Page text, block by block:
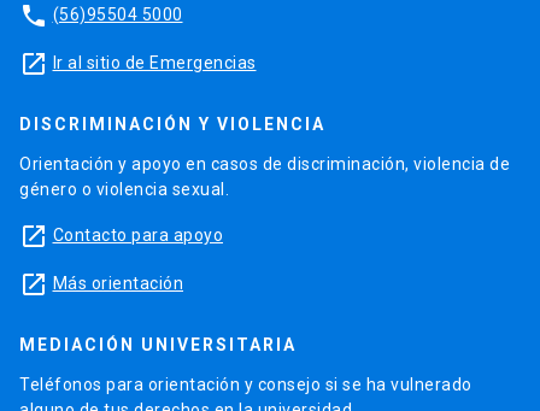
phone (56)95504 5000
launch Ir al sitio de Emergencias
DISCRIMINACIÓN Y VIOLENCIA
Orientación y apoyo en casos de discriminación, violencia de
género o violencia sexual.
launch Contacto para apoyo
launch Más orientación
MEDIACIÓN UNIVERSITARIA
Teléfonos para orientación y consejo si se ha vulnerado